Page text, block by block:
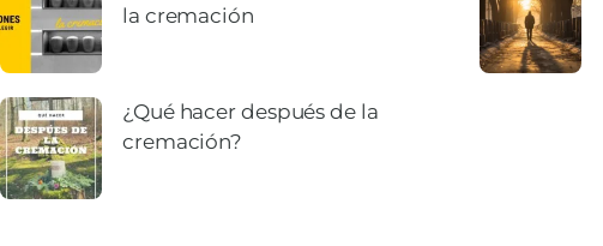
la cremación
¿Qué hacer después de la
cremación?